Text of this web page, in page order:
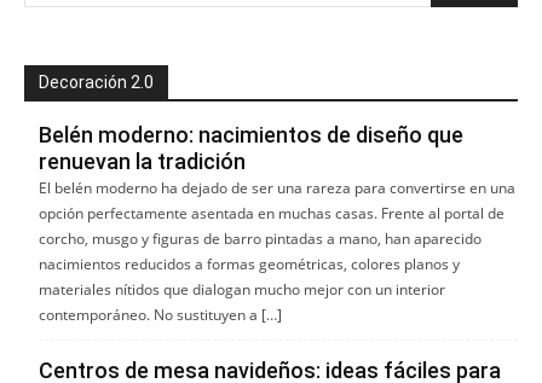
Decoración 2.0
Belén moderno: nacimientos de diseño que
renuevan la tradición
El belén moderno ha dejado de ser una rareza para convertirse en una
opción perfectamente asentada en muchas casas. Frente al portal de
corcho, musgo y figuras de barro pintadas a mano, han aparecido
nacimientos reducidos a formas geométricas, colores planos y
materiales nítidos que dialogan mucho mejor con un interior
contemporáneo. No sustituyen a […]
Centros de mesa navideños: ideas fáciles para